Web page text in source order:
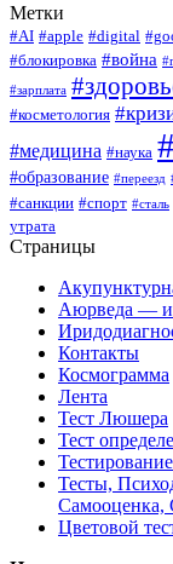
Метки
#AI #apple #digital
#блокировка #война
#зарплата
#косметология
#медицина #наука
#образование #переезд
#санкции #спорт #сталь
утрата
Страницы
Аюрведа —
Контакты
Космограмма
Лента
Тест Люшера
Тест
Тесты,
Самооценка,
Цветовой